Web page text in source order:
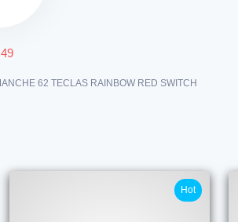
62 TECLAS RAINBOW RED SWITCH
Hot